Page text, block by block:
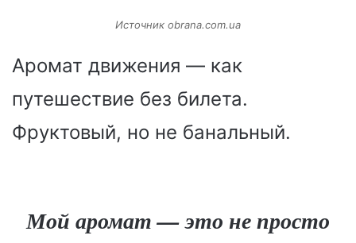
Источник obrana.com.ua
Аромат движения — как
путешествие без билета.
Фруктовый, но не банальный.
Мой аромат — это не просто